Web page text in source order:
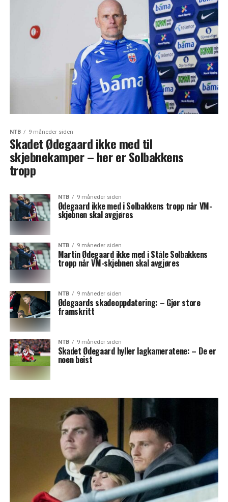
NTB 9 måneder siden
Skadet Ødegaard ikke med til
skjebnekamper – her er Solbakkens
tropp
NTB 9 måneder siden
Ødegaard ikke med i Solbakkens tropp når VM-
skjebnen skal avgjøres
NTB 9 måneder siden
Martin Ødegaard ikke med i Ståle Solbakkens
tropp når VM-skjebnen skal avgjøres
NTB 9 måneder siden
Ødegaards skadeoppdatering: – Gjør store
framskritt
NTB 9 måneder siden
Skadet Ødegaard hyller lagkameratene: – De er
noen beist